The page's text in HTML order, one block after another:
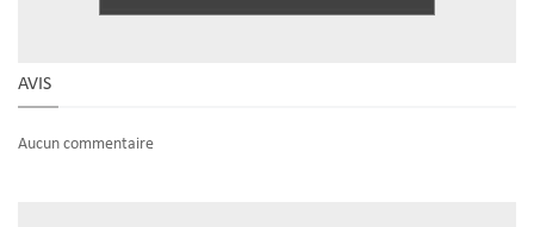
AVIS
Aucun commentaire